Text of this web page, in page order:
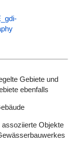
Gebiete und
ebenfalls
Objekte